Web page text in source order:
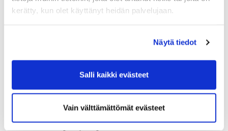
kerätty, kun olet käyttänyt heidän palvelujaan.
Näytä tiedot
Salli kaikki evästeet
Vain välttämättömät evästeet
pelejä pelattiin 113.
Seuran mestaruuskilpailut menivät
myös sekä järjestelyiden, että
ilmojen puolesta hyvin. Aurinko
paistoi ja osallistujia oli yhteensä
139. Erillistä juniorisarjaa ei tänä
lähtivät rohkeasti haastamaan
aikuisia ja pärjäsivätkin hienosti.